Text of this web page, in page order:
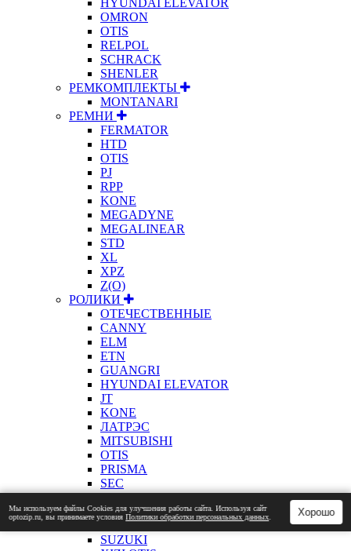
OMRON
OTIS
RELPOL
SCHRACK
SHENLER
РЕМКОМПЛЕКТЫ
MONTANARI
РЕМНИ
FERMATOR
HTD
OTIS
PJ
RPP
KONE
MEGADYNE
MEGALINEAR
STD
XL
XPZ
Z(О)
РОЛИКИ
ОТЕЧЕСТВЕННЫЕ
CANNY
ELM
ETN
GUANGRI
HYUNDAI ELEVATOR
JT
KONE
ЛАТРЭС
MITSUBISHI
OTIS
PRISMA
SEC
SELCOM
SCHINDLER
LG SIGMA
SUZUKI
Мы используем файлы Сookies для улучшения работы сайта. Используя сайт
optozip.ru, вы принимаете условияПолитики обработки персональных данных Хорошо